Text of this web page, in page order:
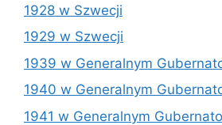
1928 w Szwecji
1929 w Szwecji
1939 w Generalnym
1940 w Generalnym
1941 w Generalnym